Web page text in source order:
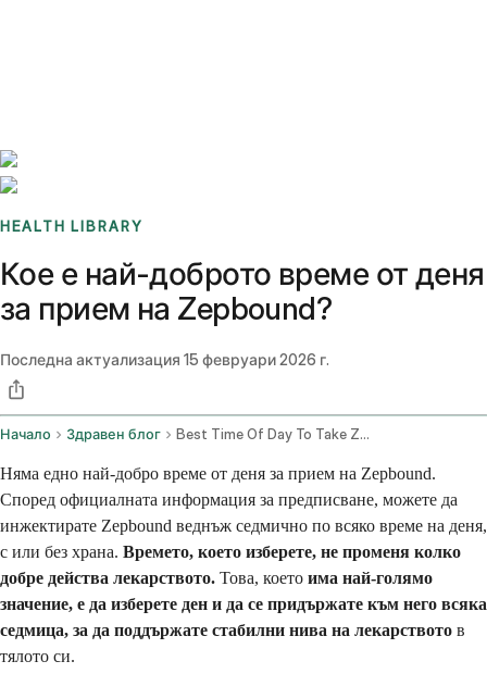
HEALTH LIBRARY
Кое е най-доброто време от деня
за прием на Zepbound?
Последна актуализация 15 февруари 2026 г.
Начало Здравен блог Best Time Of Day To Take Zepbound
Няма едно най-добро време от деня за прием на Zepbound.
Според официалната информация за предписване, можете да
инжектирате Zepbound веднъж седмично по всяко време на деня,
с или без храна. Времето, което изберете, не променя колко
добре действа лекарството. Това, което има най-голямо
значение, е да изберете ден и да се придържате към него всяка
седмица, за да поддържате стабилни нива на лекарството в
тялото си.